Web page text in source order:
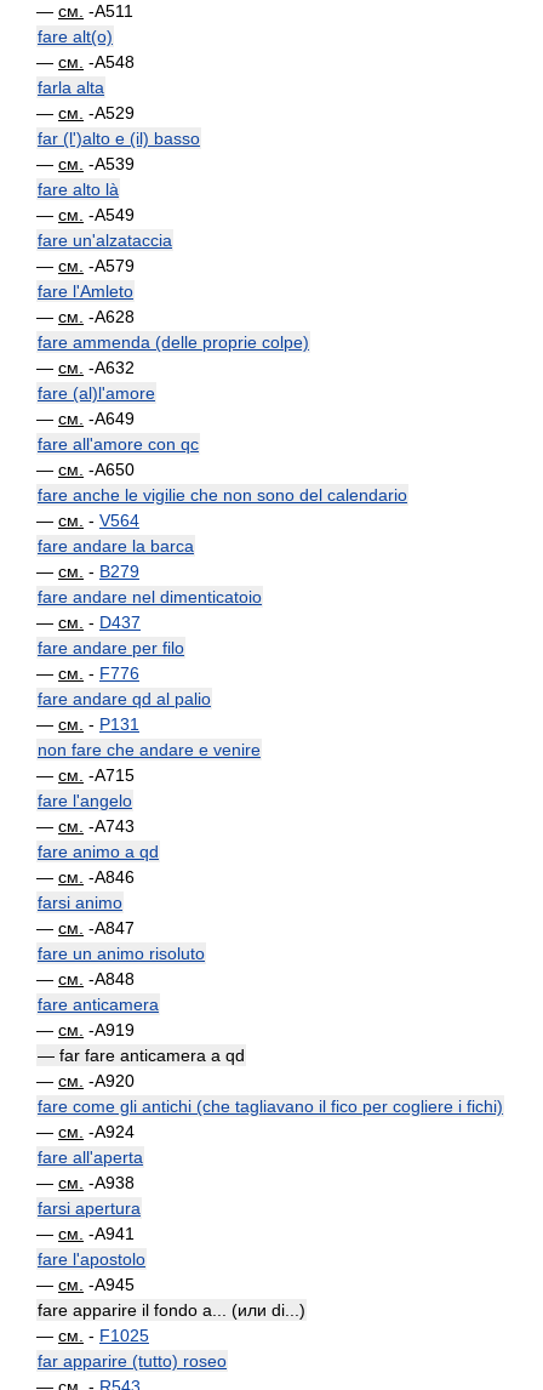
— см. -A511
fare alt(o)
— см. -A548
farla alta
— см. -A529
far (l')alto e (il) basso
— см. -A539
fare alto là
— см. -A549
fare un'alzataccia
— см. -A579
fare l'Amleto
— см. -A628
fare ammenda (delle proprie colpe)
— см. -A632
fare (al)l'amore
— см. -A649
fare all'amore con qc
— см. -A650
fare anche le vigilie che non sono del calendario
— см. - V564
fare andare la barca
— см. - B279
fare andare nel dimenticatoio
— см. - D437
fare andare per filo
— см. - F776
fare andare qd al palio
— см. - P131
non fare che andare e venire
— см. -A715
fare l'angelo
— см. -A743
fare animo a qd
— см. -A846
farsi animo
— см. -A847
fare un animo risoluto
— см. -A848
fare anticamera
— см. -A919
— far fare anticamera a qd
— см. -A920
fare come gli antichi (che tagliavano il fico per cogliere i fichi)
— см. -A924
fare all'aperta
— см. -A938
farsi apertura
— см. -A941
fare l'apostolo
— см. -A945
fare apparire il fondo a... (или di...)
— см. - F1025
far apparire (tutto) roseo